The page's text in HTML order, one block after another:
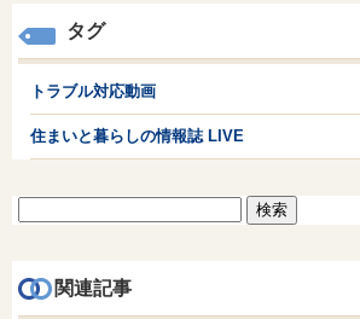
タグ
トラブル対応動画
住まいと暮らしの情報誌 LIVE
関連記事